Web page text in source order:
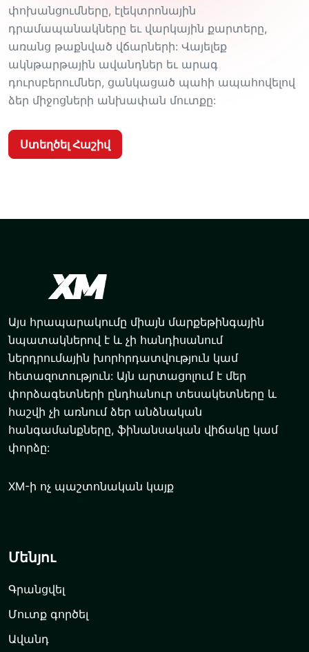
փոխանցումները, էլեկտրոնային
դրամապանակները եւ վարկային քարտերը,
առանց թաքնված վճարների: Վայելեք
ակնթարթային ավանդներ եւ արագ
դուրսբերումներ, ցանկացած պահի ապահովելով
ձեր միջոցների անխափան մուտքը:
Ստեղծել Հաշիվ
Այս հրապարակումը միայն մարքեթինգային
նպատակներով է և չի հանդիսանում
ներդրումային խորհրդատվություն կամ
հետազոտություն: Այն արտացոլում է մեր
փորձագետների ընդհանուր տեսակետները և
հաշվի չի առնում ձեր անձնական
հանգամանքները, ֆինանսական վիճակը կամ
փորձը:
XM-ի ոչ պաշտոնական կայք
Մենյու
Գրանցվել
Մուտք գործել
Ավանդ